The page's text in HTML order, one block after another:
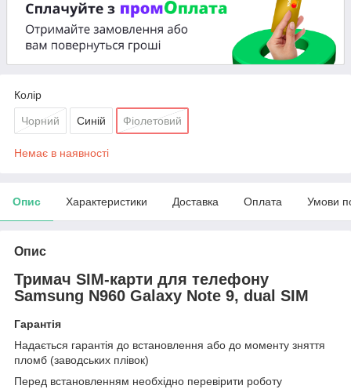
Колір
Чорний Синій Фіолетовий
Немає в наявності
Опис Характеристики Доставка Оплата Умови
Опис
Тримач SIM-карти для телефону
Samsung N960 Galaxy Note 9, dual SIM
Гарантія
Надається гарантія до встановлення або до моменту зняття
пломб (заводських плівок)
Перед встановленням необхідно перевірити роботу